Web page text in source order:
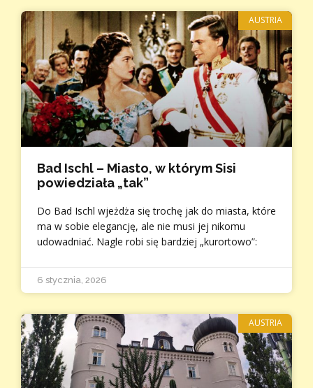
AUSTRIA
Bad Ischl – Miasto, w którym Sisi
powiedziała „tak”
Do Bad Ischl wjeżdża się trochę jak do miasta, które
ma w sobie elegancję, ale nie musi jej nikomu
udowadniać. Nagle robi się bardziej „kurortowo”:
6 stycznia, 2026
AUSTRIA